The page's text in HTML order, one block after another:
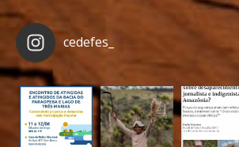
cedefes_